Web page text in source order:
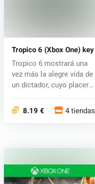
Tropico 6 (Xbox One) key
Tropico 6 mostrará una
vez más la alegre vida de
un dictador, cuyo placer
8.19 € 4 tiendas